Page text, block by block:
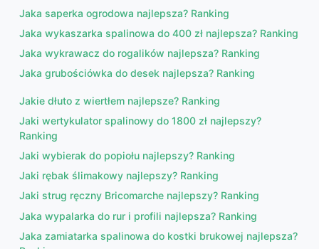
Jaka saperka ogrodowa najlepsza? Ranking
Jaka wykaszarka spalinowa do 400 zł najlepsza? Ranking
Jaka wykrawacz do rogalików najlepsza? Ranking
Jaka grubościówka do desek najlepsza? Ranking
Jakie dłuto z wiertłem najlepsze? Ranking
Jaki wertykulator spalinowy do 1800 zł najlepszy?
Ranking
Jaki wybierak do popiołu najlepszy? Ranking
Jaki rębak ślimakowy najlepszy? Ranking
Jaki strug ręczny Bricomarche najlepszy? Ranking
Jaka wypalarka do rur i profili najlepsza? Ranking
Jaka zamiatarka spalinowa do kostki brukowej najlepsza?